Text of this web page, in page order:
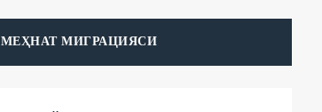
МЕҲНАТ МИГРАЦИЯСИ